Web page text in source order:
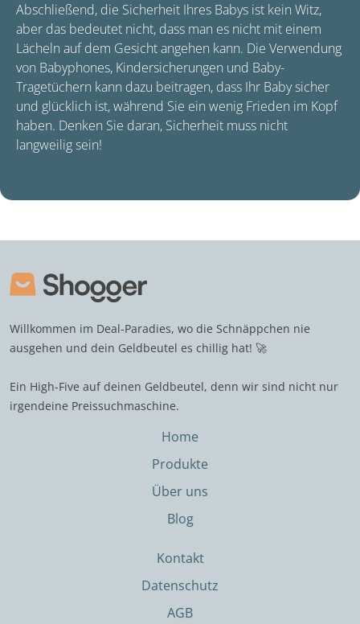
Abschließend, die Sicherheit Ihres Babys ist kein Witz,
aber das bedeutet nicht, dass man es nicht mit einem
Lächeln auf dem Gesicht angehen kann. Die Verwendung
von Babyphones, Kindersicherungen und Baby-
Tragetüchern kann dazu beitragen, dass Ihr Baby sicher
und glücklich ist, während Sie ein wenig Frieden im Kopf
haben. Denken Sie daran, Sicherheit muss nicht
langweilig sein!
Willkommen im Deal-Paradies, wo die Schnäppchen nie
ausgehen und dein Geldbeutel es chillig hat! 🚀
Ein High-Five auf deinen Geldbeutel, denn wir sind nicht nur
irgendeine Preissuchmaschine.
Home
Produkte
Über uns
Blog
Kontakt
Datenschutz
AGB